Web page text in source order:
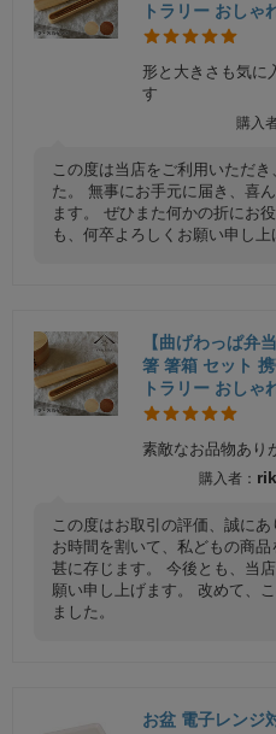
トラリー おしゃ
形と大きさも気に
す
この度は当店をご利用いただ
た。 無事にお手元に届き、喜
ます。 ぜひまた何かの折にお
も、何卒よろしくお願い申し上
【曲げわっぱ弁
箸 箸箱 セット
トラリー おしゃ
素敵なお品物あり
この度はお取引の評価、誠に
お時間を割いて、私どもの商
甚に存じます。 今後とも、当
願い申し上げます。 改めて、
ました。
お盆 電子レンジ